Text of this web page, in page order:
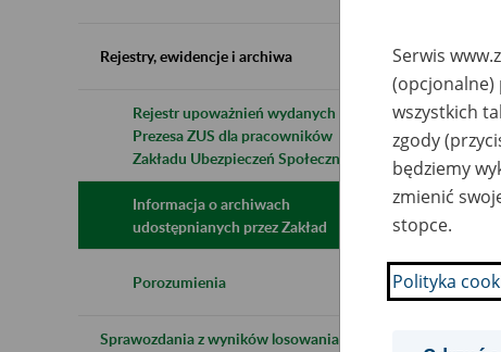
Rejestry, ewidencje i archiwa
Rejestr upoważnień wydanych przez
Prezesa ZUS dla pracowników
Zakładu Ubezpieczeń Społecznych
Informacja o archiwach
udostępnianych przez Zakład
Porozumienia
Sprawozdania z wyników losowania do
Serwis
(opcjonalne)
wszystkich
zgody
będziemy
zmienić
stopce.
Polityka